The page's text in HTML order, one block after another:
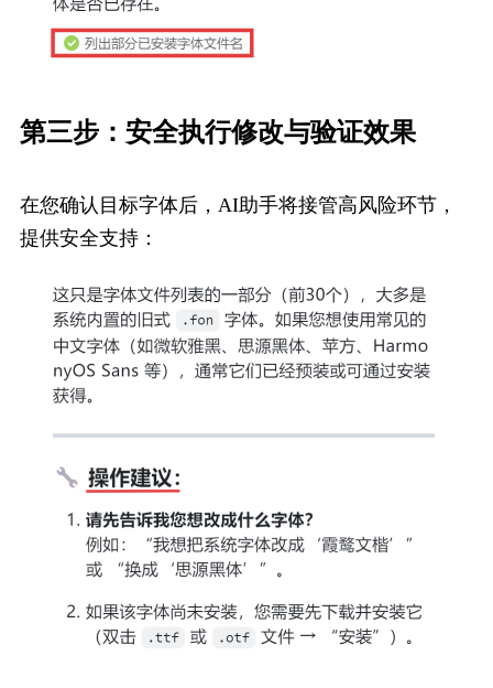
第三步：安全执​行修改与验证效果
在您确认目标字体后，AI助手将接管高风险环节，
提供安全支持：